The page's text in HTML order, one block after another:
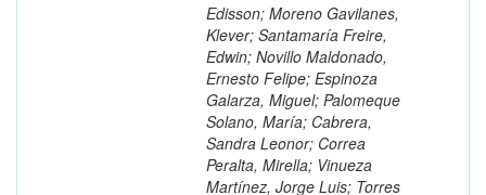
Edisson; Moreno Gavilanes,
Klever; Santamaría Freire,
Edwin; Novillo Maldonado,
Ernesto Felipe; Espinoza
Galarza, Miguel; Palomeque
Solano, María; Cabrera,
Sandra Leonor; Correa
Peralta, Mirella; Vinueza
Martínez, Jorge Luis; Torres